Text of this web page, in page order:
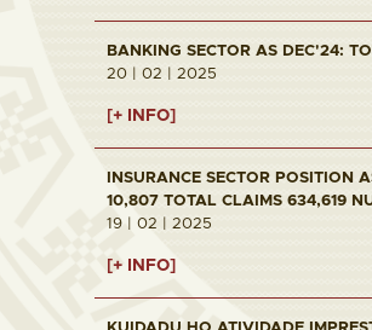
BANKING SECTOR AS DEC'24:
20 | 02 | 2025
[+ INFO]
INSURANCE SECTOR POSITION
10,807 TOTAL CLAIMS 634,619
19 | 02 | 2025
[+ INFO]